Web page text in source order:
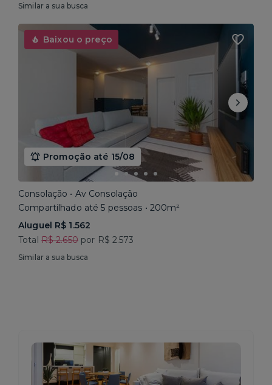
Similar a sua busca
Baixou o preço
Promoção até 15/08
Consolação • Av Consolação
Compartilhado até 5 pessoas • 200m²
Aluguel R$ 1.562
Total R$ 2.650por R$ 2.573
Similar a sua busca